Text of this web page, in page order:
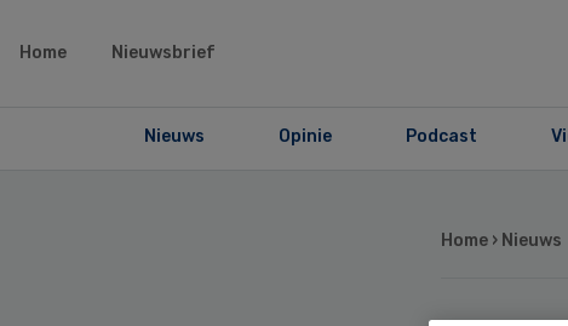
Home Nieuwsbrief
Nieuws Opinie Podcast
Home › Nieuws